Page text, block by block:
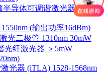
导体可调谐激光器 1528-
(输出功率16dBm)
光二极管 1310nm 30mW
光纤激光器 ＞5mW
光器 (iTLA) 1528-1568nm